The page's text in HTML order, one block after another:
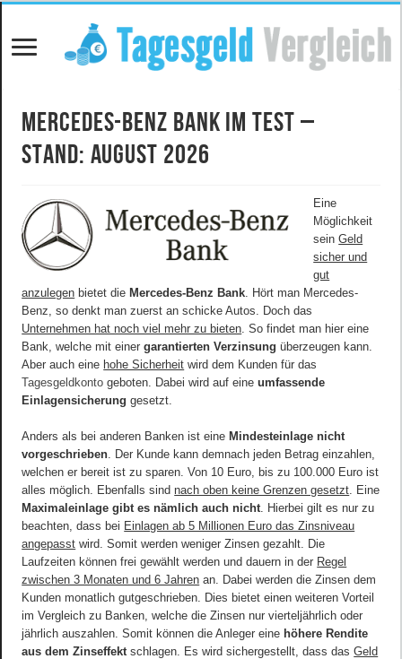
Mercedes-Benz Bank im Test –
Stand: August 2026
Eine
Möglichkeit
seinGeld
sicher und
gut
anzulegen bietet die Mercedes-Benz Bank. Hört man Mercedes-
Benz, so denkt man zuerst an schicke Autos. Doch das
Unternehmen hat noch viel mehr zu bieten. So findet man hier eine
Bank, welche mit einergarantierten Verzinsung überzeugen kann.
Aber auch eine hohe Sicherheit wird dem Kunden für das
Tagesgeldkonto geboten. Dabei wird auf eineumfassende
Einlagensicherung gesetzt.
Anders als bei anderen Banken ist eine Mindesteinlage nicht
vorgeschrieben. Der Kunde kann demnach jeden Betrag einzahlen,
welchen er bereit ist zu sparen. Von 10 Euro, bis zu 100.000 Euro ist
alles möglich. Ebenfalls sindnach oben keine Grenzen gesetzt. Eine
Maximaleinlage gibt es nämlich auch nicht. Hierbei gilt es nur zu
beachten, dass bei Einlagen ab 5 Millionen Euro das Zinsniveau
angepasst wird. Somit werden weniger Zinsen gezahlt. Die
Laufzeiten können frei gewählt werden und dauern in der Regel
zwischen 3 Monaten und 6 Jahren an. Dabei werden die Zinsen dem
Kunden monatlich gutgeschrieben. Dies bietet einen weiteren Vorteil
im Vergleich zu Banken, welche die Zinsen nur vierteljährlich oder
jährlich auszahlen. Somit können die Anleger eine höhere Rendite
aus dem Zinseffektschlagen. Es wird sichergestellt, dass dasGeld